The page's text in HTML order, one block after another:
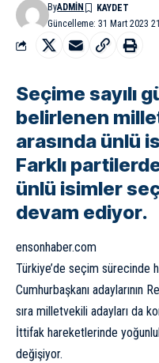
Güncelleme: 31 Mart 2023
ByADMIN
Seçime sayılı
belirlenen
arasında ünlü
Farklı
ünlü isimler
devam ediyor.
ensonhaber.com
Türkiye’de seçim sürecinde
Cumhurbaşkanı adaylarının
sıra milletvekili adayları da
İttifak hareketlerinde
değişiyor.